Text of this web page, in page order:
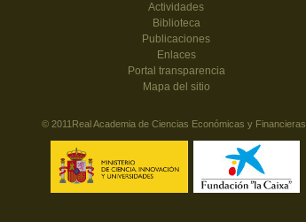
Actividades
Biblioteca
Publicaciones
Enlaces
Portal transparencia
Mapa del sitio
© 2011Real Academia de Ciencias Económicas y Financieras